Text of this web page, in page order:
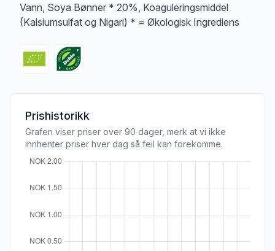
Vann, Soya Bønner * 20%, Koaguleringsmiddel
(Kalsiumsulfat og Nigari) * = Økologisk Ingrediens
Prishistorikk
Grafen viser priser over 90 dager, merk at vi ikke
innhenter priser hver dag så feil kan forekomme.